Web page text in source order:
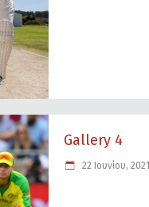
Gallery 4
22 Ιουνίου, 2021